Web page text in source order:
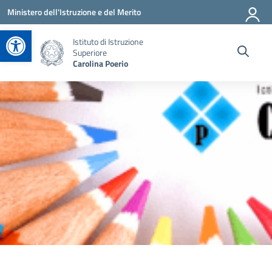
Apri la barra degli strumenti
Vai ai contenuti
Vai al menu di navigazione
Vai al footer
Ministero dell'Istruzione e del Merito
Istituto di Istruzione
Superiore
Carolina Poerio